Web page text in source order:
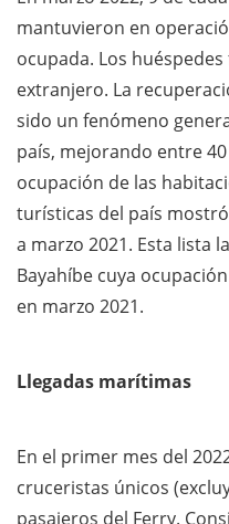
mantuvieron en
ocupada. Los
extranjero. La
sido un fenómeno
país, mejorando entre
ocupación de las
turísticas del país
a marzo 2021. Esta lista
Bayahíbe cuya
en marzo 2021.
Llegadas marítimas
En el primer mes del
cruceristas únicos
pasajeros del Ferry.